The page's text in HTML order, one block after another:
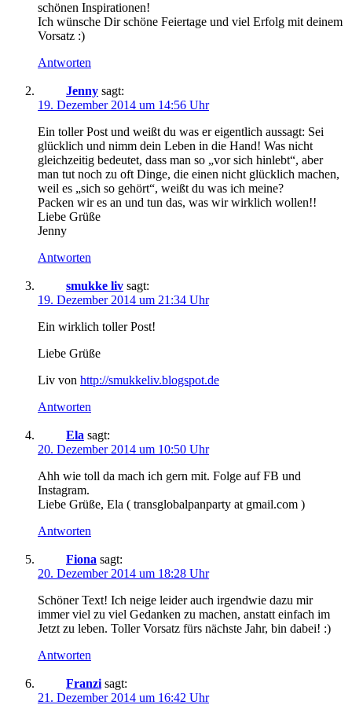
schönen Inspirationen!
Ich wünsche Dir schöne Feiertage und viel Erfolg mit deinem
Vorsatz :)
Antworten
Jenny sagt:
19. Dezember 2014 um 14:56 Uhr
Ein toller Post und weißt du was er eigentlich aussagt: Sei
glücklich und nimm dein Leben in die Hand! Was nicht
gleichzeitig bedeutet, dass man so „vor sich hinlebt“, aber
man tut noch zu oft Dinge, die einen nicht glücklich machen,
weil es „sich so gehört“, weißt du was ich meine?
Packen wir es an und tun das, was wir wirklich wollen!!
Liebe Grüße
Jenny
Antworten
smukke liv sagt:
19. Dezember 2014 um 21:34 Uhr
Ein wirklich toller Post!
Liebe Grüße
Liv von http://smukkeliv.blogspot.de
Antworten
Ela sagt:
20. Dezember 2014 um 10:50 Uhr
Ahh wie toll da mach ich gern mit. Folge auf FB und
Instagram.
Liebe Grüße, Ela ( transglobalpanparty at gmail.com )
Antworten
Fiona sagt:
20. Dezember 2014 um 18:28 Uhr
Schöner Text! Ich neige leider auch irgendwie dazu mir
immer viel zu viel Gedanken zu machen, anstatt einfach im
Jetzt zu leben. Toller Vorsatz fürs nächste Jahr, bin dabei! :)
Antworten
Franzi sagt:
21. Dezember 2014 um 16:42 Uhr